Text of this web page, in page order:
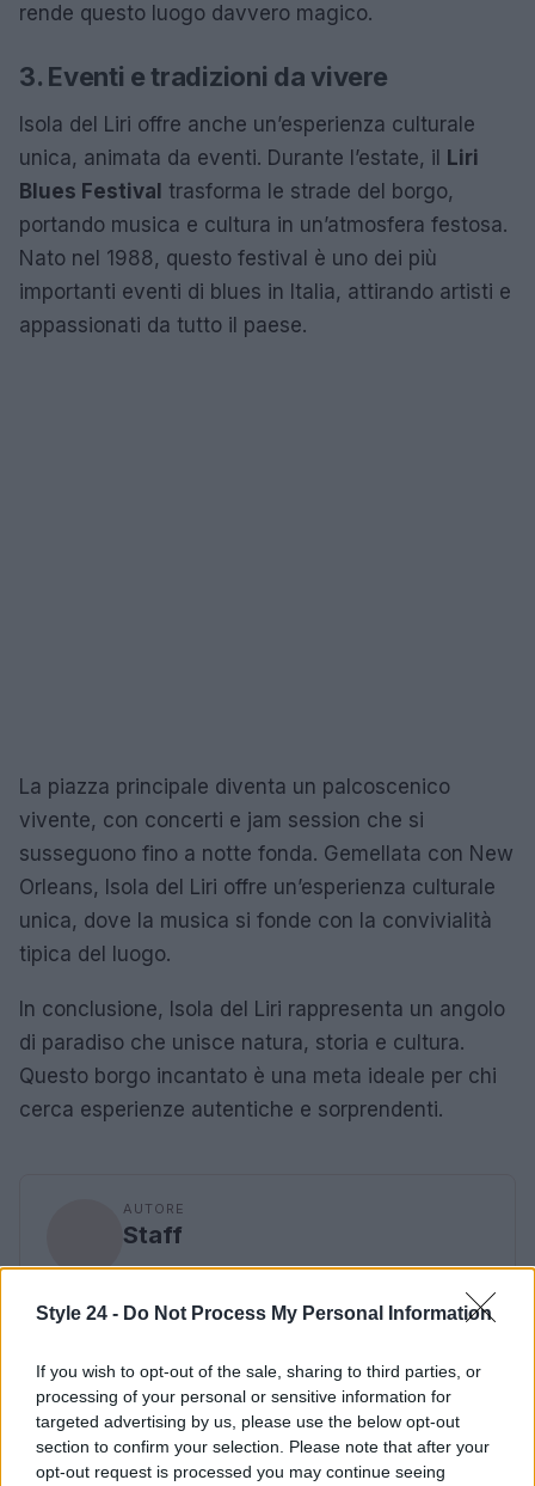
Style 24 - Do Not Process My Personal Information
If you wish to opt-out of the sale, sharing to third parties, or
processing of your personal or sensitive information for
targeted advertising by us, please use the below opt-out
section to confirm your selection. Please note that after your
opt-out request is processed you may continue seeing
rende questo luogo davvero magico.
3. Eventi e tradizioni da vivere
Isola del Liri offre anche un’esperienza culturale
unica, animata da eventi. Durante l’estate, il Liri
Blues Festival trasforma le strade del borgo,
portando musica e cultura in un’atmosfera festosa.
Nato nel 1988, questo festival è uno dei più
importanti eventi di blues in Italia, attirando artisti e
appassionati da tutto il paese.
La piazza principale diventa un palcoscenico
vivente, con concerti e jam session che si
susseguono fino a notte fonda. Gemellata con New
Orleans, Isola del Liri offre un’esperienza culturale
unica, dove la musica si fonde con la convivialità
tipica del luogo.
In conclusione, Isola del Liri rappresenta un angolo
di paradiso che unisce natura, storia e cultura.
Questo borgo incantato è una meta ideale per chi
cerca esperienze autentiche e sorprendenti.
AUTORE
Staff